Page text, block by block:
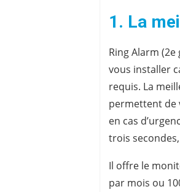
1. La
Ring Alarm
vous installer
requis. La
permettent de
en cas
trois
Il offre le
par mois ou